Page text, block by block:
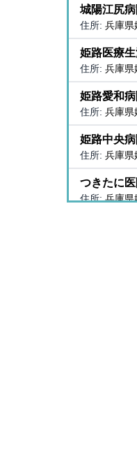
城陽江尻
住所: 兵庫県
姫路医療
住所: 兵庫県
姫路愛和
住所: 兵庫県
姫路中央
住所: 兵庫県
つきたに
住所:兵庫県
兵庫
兵庫
兵庫
兵庫